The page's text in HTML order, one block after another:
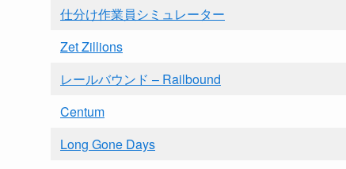
仕分け作業員シミュレーター
Zet Zillions
レールバウンド – Railbound
Centum
Long Gone Days